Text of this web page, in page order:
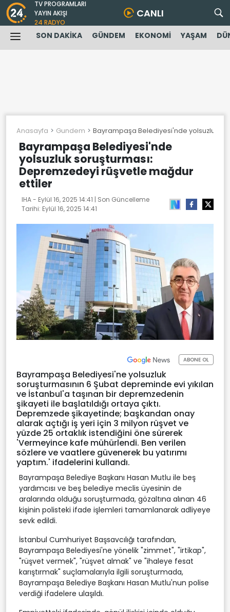
TV PROGRAMLARI
YAYIN AKIŞI
24 RADYO
CANLI
SON DAKİKA GÜNDEM EKONOMİ YAŞAM
Anasayfa Gundem Bayrampaşa Belediyesi'nde yolsuzluk
Bayrampaşa Belediyesi'nde
yolsuzluk soruşturması:
Depremzedeyi rüşvetle mağdur
ettiler
IHA - Eylül 16, 2025 14:41 | Son Güncelleme
Tarihi: Eylül 16, 2025 14:41
ABONE OL
Bayrampaşa Belediyesi'ne yolsuzluk
soruşturmasının 6 Şubat depreminde evi yıkılan
ve İstanbul'a taşınan bir depremzedenin
şikayeti ile başlatıldığı ortaya çıktı.
Depremzede şikayetinde; başkandan onay
alarak açtığı iş yeri için 3 milyon rüşvet ve
yüzde 25 ortaklık istendiğini öne sürerek
'Vermeyince kafe mühürlendi. Ben verilen
sözlere ve vaatlere güvenerek bu yatırımı
yaptım.' ifadelerini kullandı.
Bayrampaşa Belediye Başkanı Hasan Mutlu ile beş
yardımcısı ve beş belediye meclis üyesinin de
aralarında olduğu soruşturmada, gözaltına alınan 46
kişinin polisteki ifade işlemleri tamamlanarak adliyeye
sevk edildi.
İstanbul Cumhuriyet Başsavcılığı tarafından,
Bayrampaşa Belediyesi'ne yönelik "zimmet", "irtikap",
"rüşvet vermek", "rüşvet almak" ve "ihaleye fesat
karıştırmak" suçlamalarıyla ilgili soruşturmada,
Bayrampaşa Belediye Başkanı Hasan Mutlu'nun polise
verdiği ifadelere ulaşıldı.